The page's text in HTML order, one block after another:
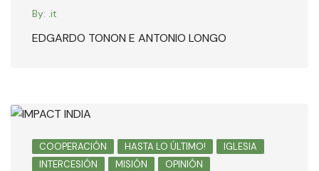
By: .it
EDGARDO TONON E ANTONIO LONGO
COOPERACIÓN HASTA LO ÚLTIMO!
IGLESIA
INTERCESIÓN
MISIÓN
OPINIÓN